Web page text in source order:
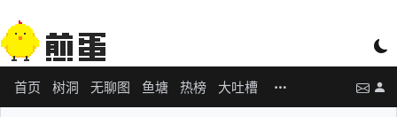
首页 树洞 无聊图 鱼塘 热榜 大吐槽